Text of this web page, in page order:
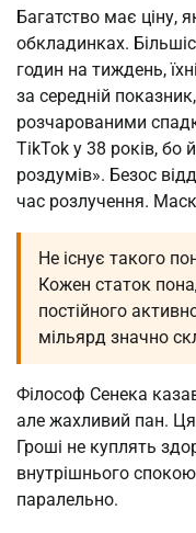
Багатство має ціну,
обкладинках.
годин на тиждень,
за середній
розчарованими
TikTok у 38 років, бо
роздумів». Безос
час розлучення. Маск
Не існує такого
Кожен статок
постійного
мільярд значно
Філософ Сенека
але жахливий пан. Ця
Гроші не куплять
внутрішнього
паралельно.